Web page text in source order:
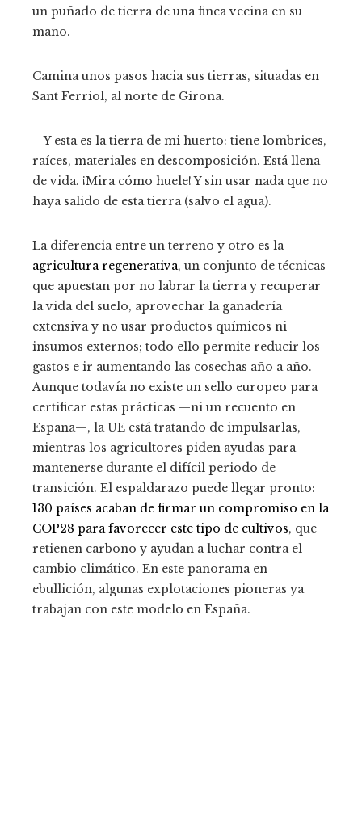
un puñado de tierra de una finca vecina en su
mano.
Camina unos pasos hacia sus tierras, situadas en
Sant Ferriol, al norte de Girona.
—Y esta es la tierra de mi huerto: tiene lombrices,
raíces, materiales en descomposición. Está llena
de vida. ¡Mira cómo huele! Y sin usar nada que no
haya salido de esta tierra (salvo el agua).
La diferencia entre un terreno y otro es la
agricultura regenerativa, un conjunto de técnicas
que apuestan por no labrar la tierra y recuperar
la vida del suelo, aprovechar la ganadería
extensiva y no usar productos químicos ni
insumos externos; todo ello permite reducir los
gastos e ir aumentando las cosechas año a año.
Aunque todavía no existe un sello europeo para
certificar estas prácticas —ni un recuento en
España—, la UE está tratando de impulsarlas,
mientras los agricultores piden ayudas para
mantenerse durante el difícil periodo de
transición. El espaldarazo puede llegar pronto:
130 países acaban de firmar un compromiso en la
COP28 para favorecer este tipo de cultivos, que
retienen carbono y ayudan a luchar contra el
cambio climático. En este panorama en
ebullición, algunas explotaciones pioneras ya
trabajan con este modelo en España.